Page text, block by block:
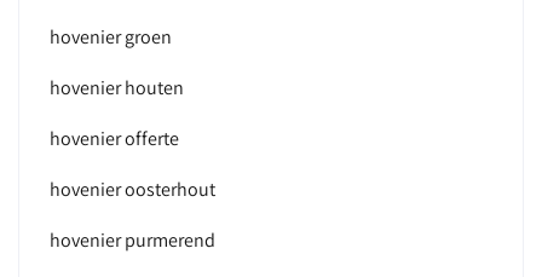
hovenier groen
hovenier houten
hovenier offerte
hovenier oosterhout
hovenier purmerend